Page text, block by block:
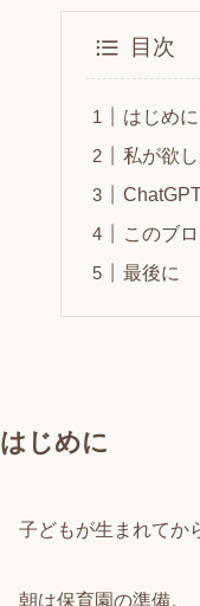
目次
はじめに
私が欲
このブ
最後に
はじめに
子どもが生まれてか
朝は保育園の準備。